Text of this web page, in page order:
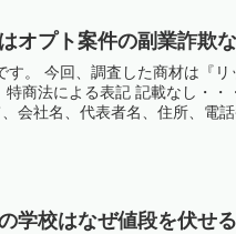
オプト案件の副業詐欺
す。 今回、調査した商材は『
特商法による表記 記載なし・
会社名、代表者名、住所、電話
学校はなぜ値段を伏せ